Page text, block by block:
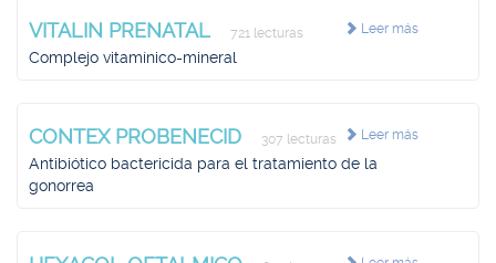
Leer más
VITALIN PRENATAL 721 lecturas
Complejo vitamínico-mineral
Leer más
CONTEX PROBENECID 307 lecturas
Antibiótico bactericida para el tratamiento de la
gonorrea